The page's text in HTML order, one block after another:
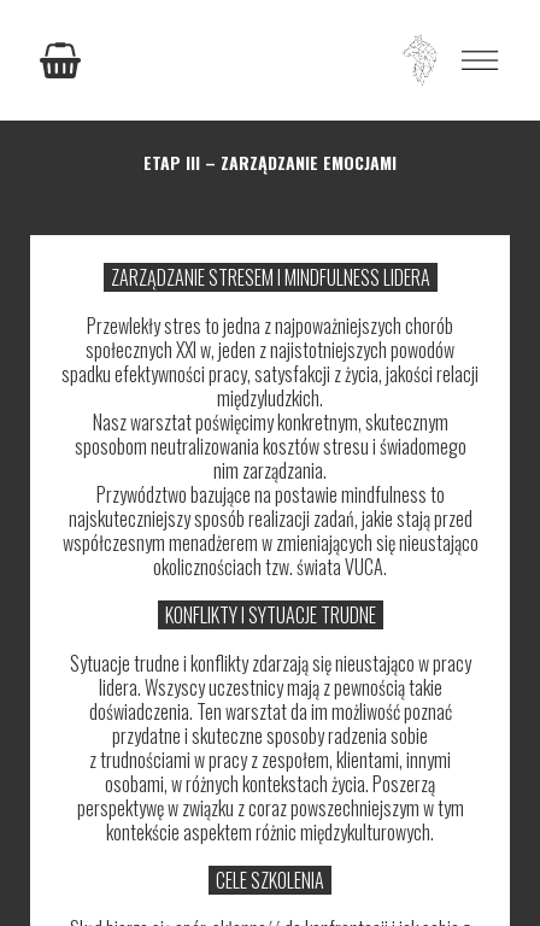
ETAP III – ZARZĄDZANIE EMOCJAMI
ZARZĄDZANIE STRESEM I MINDFULNESS LIDERA
Przewlekły stres to jedna z najpoważniejszych chorób
społecznych XXI w, jeden z najistotniejszych powodów
spadku efektywności pracy, satysfakcji z życia, jakości relacji
międzyludzkich.
Nasz warsztat poświęcimy konkretnym, skutecznym
sposobom neutralizowania kosztów stresu i świadomego
nim zarządzania.
Przywództwo bazujące na postawie mindfulness to
najskuteczniejszy sposób realizacji zadań, jakie stają przed
współczesnym menadżerem w zmieniających się nieustająco
okolicznościach tzw. świata VUCA.
KONFLIKTY I SYTUACJE TRUDNE
Sytuacje trudne i konflikty zdarzają się nieustająco w pracy
lidera. Wszyscy uczestnicy mają z pewnością takie
doświadczenia. Ten warsztat da im możliwość poznać
przydatne i skuteczne sposoby radzenia sobie
z trudnościami w pracy z zespołem, klientami, innymi
osobami, w różnych kontekstach życia. Poszerzą
perspektywę w związku z coraz powszechniejszym w tym
kontekście aspektem różnic międzykulturowych.
CELE SZKOLENIA